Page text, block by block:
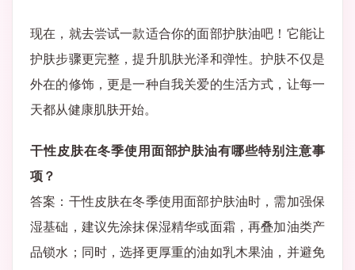
现在，就去尝试一款适合你的面部护肤油吧！它能让
护肤步骤更完整，提升肌肤光泽和弹性。护肤不仅是
外在的修饰，更是一种自我关爱的生活方式，让每一
天都从健康肌肤开始。
干性皮肤在冬季使用面部护肤油有哪些特别注意事
项？
答案：干性皮肤在冬季使用面部护肤油时，需加强保
湿基础，建议先涂抹保湿精华或面霜，再叠加油类产
品锁水；同时，选择更厚重的油如乳木果油，并避免